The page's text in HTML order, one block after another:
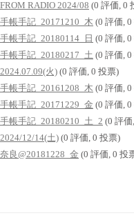
FROM RADIO 2024/08 (0 評価, 0
手帳手記_20171210_木 (0 評価,
手帳手記_20180114_日 (0 評価,
手帳手記_20180217_土 (0 評価,
2024.07.09(火) (0 評価, 0 投票)
手帳手記_20161208_木 (0 評価,
手帳手記_20171229_金 (0 評価,
手帳手記_20180210_土_2 (0 評
2024/12/14(土) (0 評価, 0 投票)
奈良@20181228_金 (0 評価, 0 投